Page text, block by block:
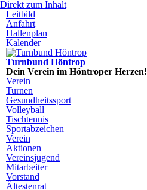
Direkt zum Inhalt
Leitbild
Anfahrt
Hallenplan
Kalender
Turnbund Höntrop
Dein Verein im Höntroper Herzen!
Verein
Turnen
Gesundheitssport
Volleyball
Tischtennis
Sportabzeichen
Verein
Aktionen
Vereinsjugend
Mitarbeiter
Vorstand
Ältestenrat